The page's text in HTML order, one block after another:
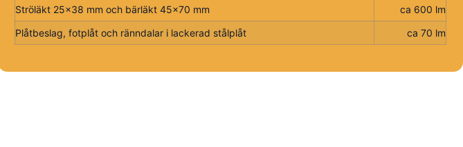
Ströläkt 25×38 mm och bärläkt 45×70 mm
ca 600 lm
Plåtbeslag, fotplåt och ränndalar i lackerad stålplåt
ca 70 lm